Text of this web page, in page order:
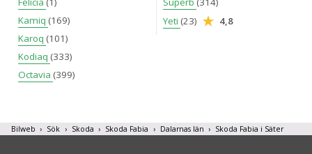
Kamiq (169)
Karoq (101)
Kodiaq (333)
Octavia (399)
Yeti (23) 4,8
Bilweb Sök Skoda Skoda Fabia Dalarnas län Skoda Fabia i Säter